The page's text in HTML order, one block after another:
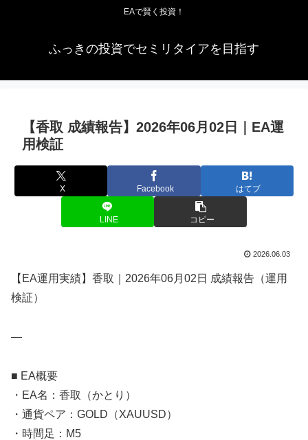
EAで賢く投資！
ふっきの投資でセミリタイアを目指す
【香取 成績報告】2026年06月02日｜EA運
用検証
X Facebook はてブ
LINE コピー
2026.06.03
【EA運用実績】香取｜2026年06月02日 成績報告（運用
検証）
—
■ EA概要
・EA名：香取（かとり）
・通貨ペア：GOLD（XAUUSD）
・時間足：M5